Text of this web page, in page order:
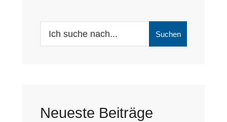
Search
Suchen
Neueste Beiträge